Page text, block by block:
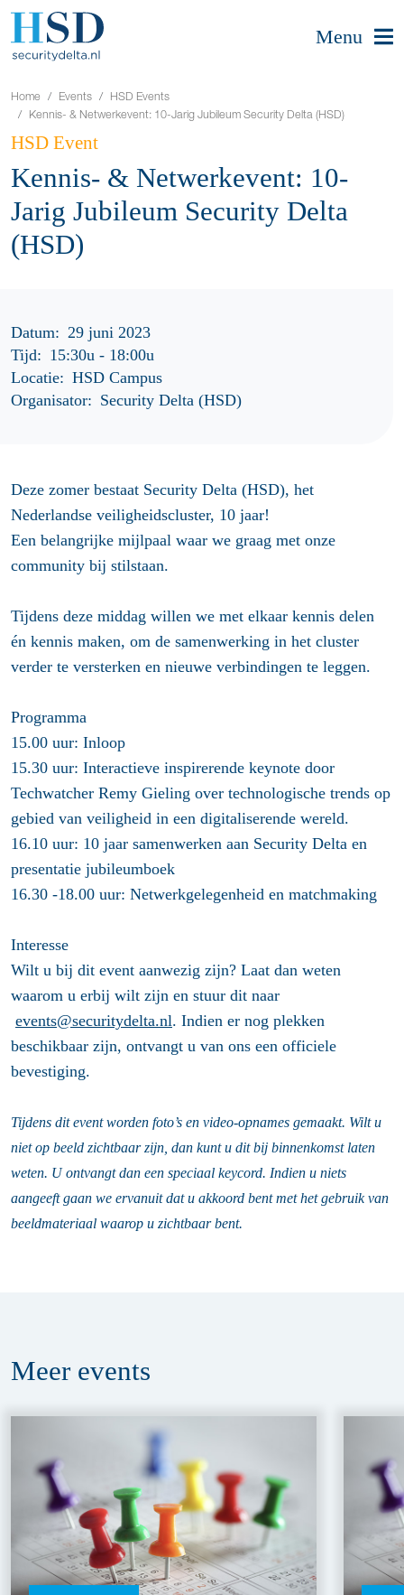
Menu
Home Events
HSD Events
Kennis- & Netwerkevent: 10-Jarig Jubileum Security Delta (HSD)
HSD Event
Kennis- & Netwerkevent: 10-
Jarig Jubileum Security Delta
(HSD)
Datum: 29 juni 2023
Tijd: 15:30u- 18:00u
Locatie: HSD Campus
Organisator: Security Delta (HSD)
Deze zomer bestaat Security Delta (HSD), het
Nederlandse veiligheidscluster, 10 jaar!
Een belangrijke mijlpaal waar we graag met onze
community bij stilstaan.
Tijdens deze middag willen we met elkaar kennis delen
én kennis maken, om de samenwerking in het cluster
verder te versterken en nieuwe verbindingen te leggen.
Programma
15.00 uur: Inloop
15.30 uur: Interactieve inspirerende keynote door
Techwatcher Remy Gieling over technologische trends op
gebied van veiligheid in een digitaliserende wereld.
16.10 uur: 10 jaar samenwerken aan Security Delta en
presentatie jubileumboek
16.30 -18.00 uur: Netwerkgelegenheid en matchmaking
Interesse
Wilt u bij dit event aanwezig zijn? Laat dan weten
waarom u erbij wilt zijn en stuur dit naar
events@securitydelta.nl. Indien er nog plekken
beschikbaar zijn, ontvangt u van ons een officiele
bevestiging.
Tijdens dit event worden foto’s en video-opnames gemaakt. Wilt u
niet op beeld zichtbaar zijn, dan kunt u ditbij binnenkomstlaten
weten. U ontvangt dan een speciaal keycord. Indien u niets
aangeeft gaan we ervanuit dat u akkoord bent met het gebruik van
beeldmateriaal waarop u zichtbaar bent.
Meer events